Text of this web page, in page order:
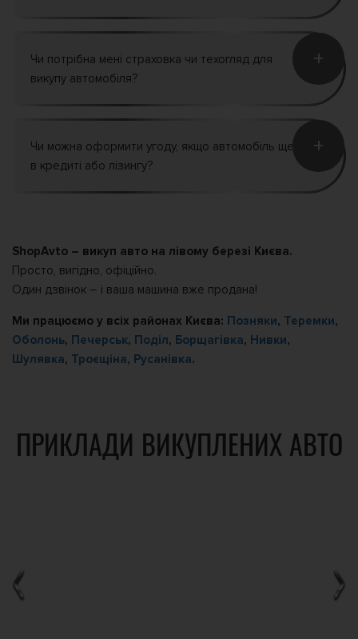
Чи потрібна мені страховка чи техогляд для
викупу автомобіля?
+
Чи можна оформити угоду, якщо автомобіль ще
в кредиті або лізингу?
+
ShopAvto – викуп авто на лівому березі Києва.
Просто, вигідно, офіційно.
Один дзвінок – і ваша машина вже продана!
Ми працюємо у всіх районах Києва: Позняки, Теремки,
Оболонь, Печерськ, Поділ, Борщагівка, Нивки,
Шулявка, Троєщіна, Русанівка.
ПРИКЛАДИ ВИКУПЛЕНИХ АВТО